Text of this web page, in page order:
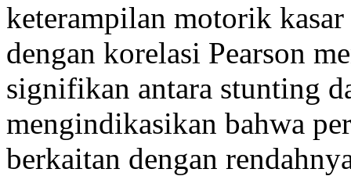
keterampilan motorik
dengan korelasi Pearson
signifikan antara stunting
mengindikasikan bahwa
berkaitan dengan